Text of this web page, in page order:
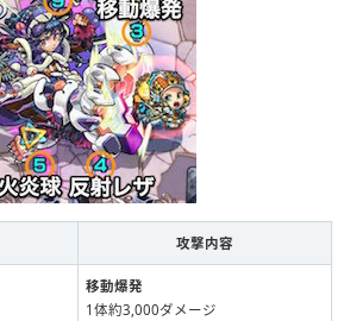
攻撃内容
移動爆発
1体約3,000ダメージ